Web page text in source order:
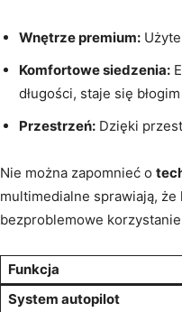
Wnętrze​ premium:
Komfortowe siedzenia:
długości,​ staje się
Przestrzeń: ‌Dzięki
Nie można zapomnieć ⁢o
multimedialne sprawiają,
bezproblemowe
Funkcja
System autopilot